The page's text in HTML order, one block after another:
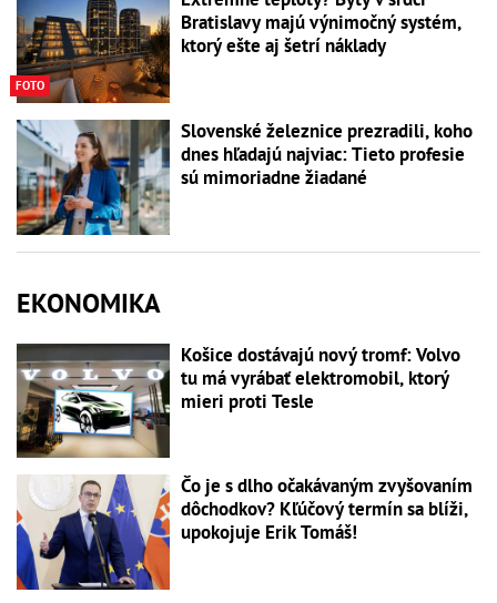
FOTO
Bratislavy majú výnimočný systém,
ktorý ešte aj šetrí náklady
Slovenské železnice prezradili, koho
dnes hľadajú najviac: Tieto profesie
sú mimoriadne žiadané
EKONOMIKA
Košice dostávajú nový tromf: Volvo
tu má vyrábať elektromobil, ktorý
mieri proti Tesle
Čo je s dlho očakávaným zvyšovaním
dôchodkov? Kľúčový termín sa blíži,
upokojuje Erik Tomáš!